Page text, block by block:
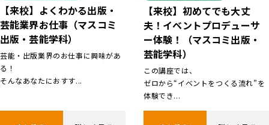
【来校】よくわかる出版・
芸能業界お仕事（マスコミ
出版・芸能学科）
芸能・出版業界のお仕事に興味があ
る！
そんなあなたにおすす...
【来校】初めてでも大丈
夫！イベントプロデューサ
ー体験！（マスコミ出版・
芸能学科）
この講座では、
ゼロから“イベントをつくる流れ”を
体験でき...